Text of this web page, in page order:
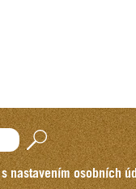
nastavením osobních